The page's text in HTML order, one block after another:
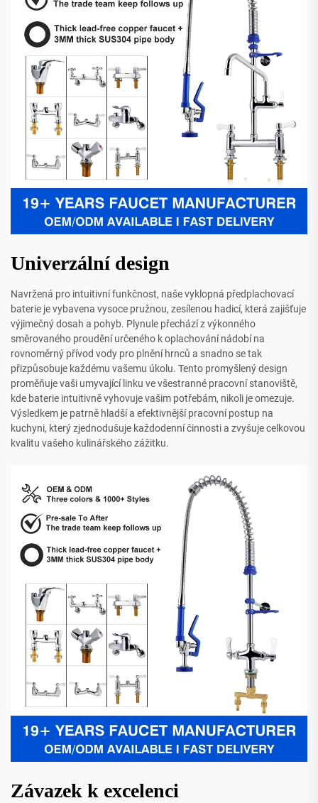
Univerzální design
Navržená pro intuitivní funkčnost, naše vyklopná předplachovací
baterie je vybavena vysoce pružnou, zesílenou hadicí, která zajišťuje
výjimečný dosah a pohyb. Plynule přechází z výkonného
směrovaného proudění určeného k oplachování nádobí na
rovnoměrný přívod vody pro plnění hrnců a snadno se tak
přizpůsobuje každému vašemu úkolu. Tento promyšlený design
proměňuje vaši umyvající linku ve všestranné pracovní stanoviště,
kde baterie intuitivně vyhovuje vašim potřebám, nikoli je omezuje.
Výsledkem je patrně hladší a efektivnější pracovní postup na
kuchyni, který zjednodušuje každodenní činnosti a zvyšuje celkovou
kvalitu vašeho kulinářského zážitku.
Závazek k excelenci